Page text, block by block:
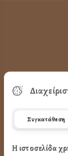
Συγκατάθεση
Η ιστοσελίδα